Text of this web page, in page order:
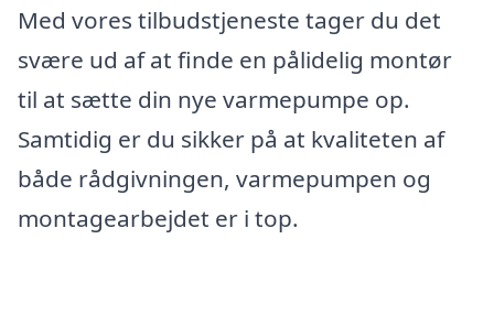
Med vores tilbudstjeneste tager du det
svære ud af at finde en pålidelig montør
til at sætte din nye varmepumpe op.
Samtidig er du sikker på at kvaliteten af
både rådgivningen, varmepumpen og
montagearbejdet er i top.